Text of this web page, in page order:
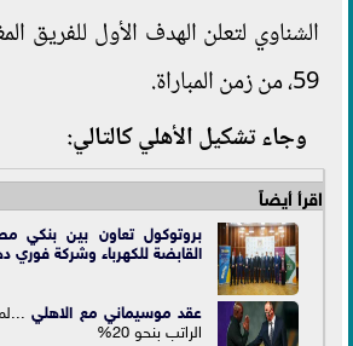
الشناوي لتعلن الهدف الأول للفريق
59، من زمن المباراة.
وجاء تشكيل الأهلي كالتالي:
اقرأ أيضاً
بروتوكول تعاون بين بنكي
القابضة للكهرباء وشركة فوري
عقد موسيماني مع الاهلي
الراتب بنحو 20%